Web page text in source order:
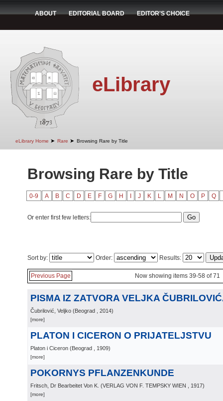
ABOUT EDITORIAL BOARD EDITOR'S CHOICE
eLibrary
eLibrary Home ➤ Rare ➤ Browsing Rare by Title
Browsing Rare by Title
0-9 A B C D E F G H J K L M N O P Q
Or enter first few letters:
Sort by: Order: Results:
Previous Page Now showing items 39-58 of 71
PISMA IZ ZATVORA VELJKA
Čubrilović, Veljko (Beograd , 2014)
[more]
PLATON I CICERON O PRIJATELJSTVU
Platon i Ciceron (Beograd , 1909)
[more]
POKORNYS PFLANZENKUNDE
Fritsch, Dr Bearbeitet Von K. (VERLAG VON F. TEMPSKY WIEN , 1917)
[more]